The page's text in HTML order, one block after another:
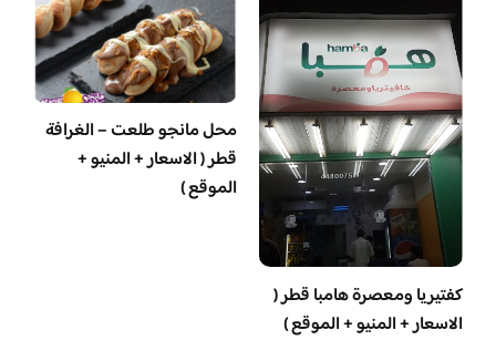
‏كفتيريا ومعصرة هامبا قطر (
الاسعار + المنيو + الموقع )
محل مانجو طلعت – الغرافة
قطر ( الاسعار + المنيو +
الموقع )